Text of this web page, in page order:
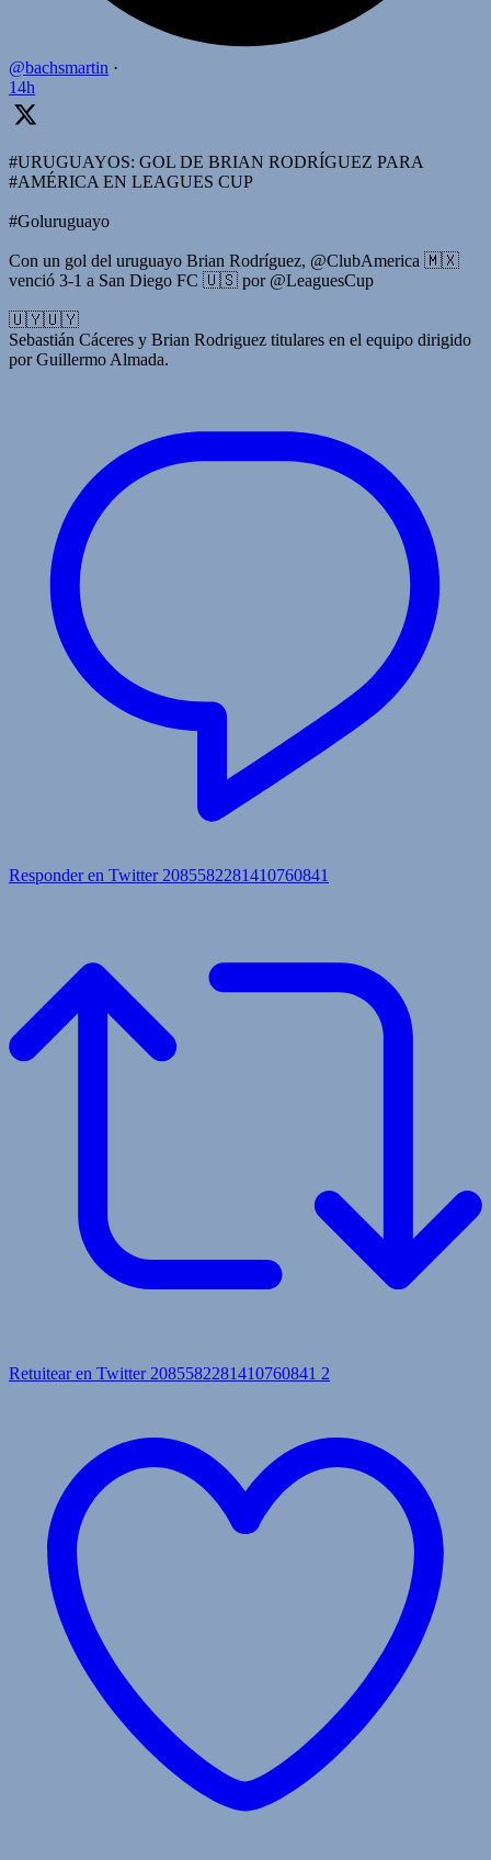
@bachsmartin ·
14h
#URUGUAYOS: GOL DE BRIAN RODRÍGUEZ PARA
#AMÉRICA EN LEAGUES CUP
#Goluruguayo
Con un gol del uruguayo Brian Rodríguez, @ClubAmerica 🇲🇽
venció 3-1 a San Diego FC 🇺🇸 por @LeaguesCup
🇺🇾🇺🇾
Sebastián Cáceres y Brian Rodriguez titulares en el equipo dirigido
por Guillermo Almada.
Responder en Twitter 2085582281410760841
Retuitear en Twitter 2085582281410760841 2